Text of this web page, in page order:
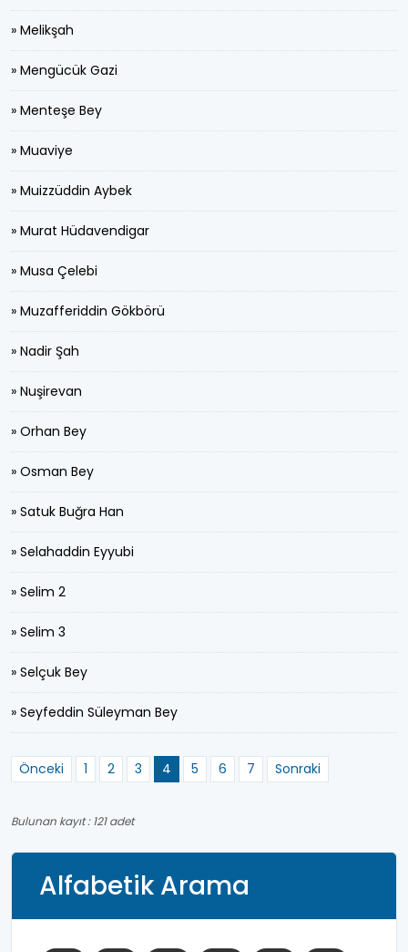
» Melikşah
» Mengücük Gazi
» Menteşe Bey
» Muaviye
» Muizzüddin Aybek
» Murat Hüdavendigar
» Musa Çelebi
» Muzafferiddin Gökbörü
» Nadir Şah
» Nuşirevan
» Orhan Bey
» Osman Bey
» Satuk Buğra Han
» Selahaddin Eyyubi
» Selim 2
» Selim 3
» Selçuk Bey
» Seyfeddin Süleyman Bey
Önceki 1 2 3 4 5 6 7 Sonraki
Bulunan kayıt : 121 adet
Alfabetik Arama